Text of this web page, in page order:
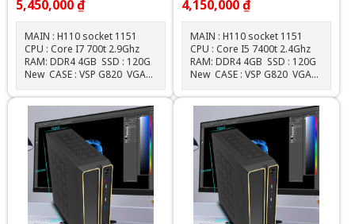
5,450,000 ₫
MAIN : H110 socket 1151
CPU : Core I7 700t 2.9Ghz
RAM: DDR4 4GB SSD : 120G
New CASE : VSP G820 VGA
: Onboard NGUỒN :
550W New
4,150,000 ₫
MAIN : H110 socket 1151
CPU : Core I5 7400t 2.4Ghz
RAM: DDR4 4GB SSD : 120G
New CASE : VSP G820 VGA
: Onboard NGUỒN :
550W New Tặng Gói bảo
dưỡng vệ sinh miễn phí trọn
đời Miễn phí cài Windows &
Office